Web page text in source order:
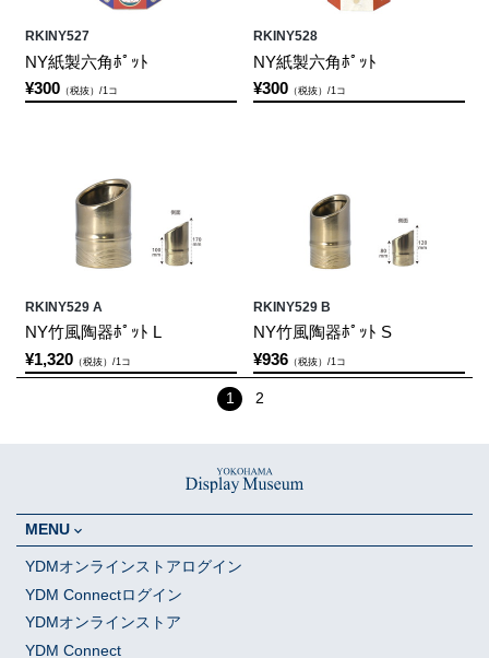
RKINY527
NY紙製六角ﾎﾟｯﾄ
¥300（税抜）/1コ
RKINY528
NY紙製六角ﾎﾟｯﾄ
¥300（税抜）/1コ
RKINY529 A
NY竹風陶器ﾎﾟｯﾄ L
¥1,320（税抜）/1コ
RKINY529 B
NY竹風陶器ﾎﾟｯﾄ S
¥936（税抜）/1コ
1 2
MENU
YDMオンラインストアログイン
YDM Connectログイン
YDMオンラインストア
YDM Connect